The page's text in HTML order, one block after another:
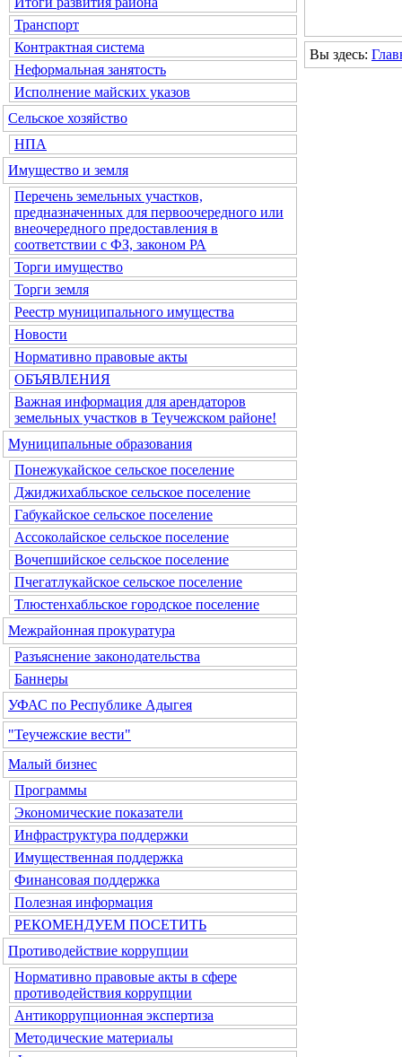
Транспорт
Контрактная система
Неформальная занятость
Исполнение майских указов
Сельское хозяйство
НПА
Имущество и земля
Перечень земельных участков,
предназначенных для первоочередного или
внеочередного предоставления в
соответствии с ФЗ, законом РА
Торги имущество
Торги земля
Реестр муниципального имущества
Новости
Нормативно правовые акты
ОБЪЯВЛЕНИЯ
Важная информация для арендаторов
земельных участков в Теучежском районе!
Муниципальные образования
Понежукайское сельское поселение
Джиджихабльское сельское поселение
Габукайское сельское поселение
Ассоколайское сельское поселение
Вочепшийское сельское поселение
Пчегатлукайское сельское поселение
Тлюстенхабльское городское поселение
Межрайонная прокуратура
Разъяснение законодательства
Баннеры
УФАС по Республике Адыгея
"Теучежские вести"
Малый бизнес
Программы
Экономические показатели
Инфраструктура поддержки
Имущественная поддержка
Финансовая поддержка
Полезная информация
РЕКОМЕНДУЕМ ПОСЕТИТЬ
Противодействие коррупции
Нормативно правовые акты в сфере
противодействия коррупции
Антикоррупционная экспертиза
Методические материалы
Вы здесь: